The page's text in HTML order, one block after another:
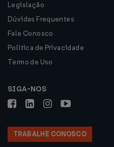
Legislação
Dúvidas Frequentes
Fale Conosco
Política de Privacidade
Termo de Uso
SIGA-NOS
TRABALHE CONOSCO